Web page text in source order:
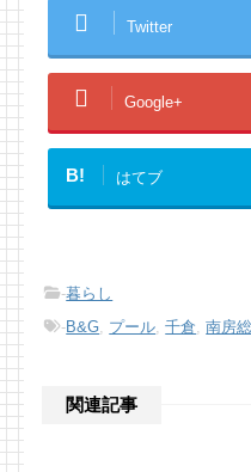
Twitter
Google+
B! はてブ
-暮らし
-B&G, プール,千倉,南房総
関連記事